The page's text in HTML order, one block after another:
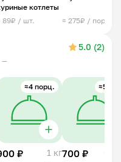
котлеты
89₽ / шт.
≈ 275₽ / порц.
5.0 (2)
—
≈4 порц.
₽ 1 кг
≈5 шт.
700 ₽